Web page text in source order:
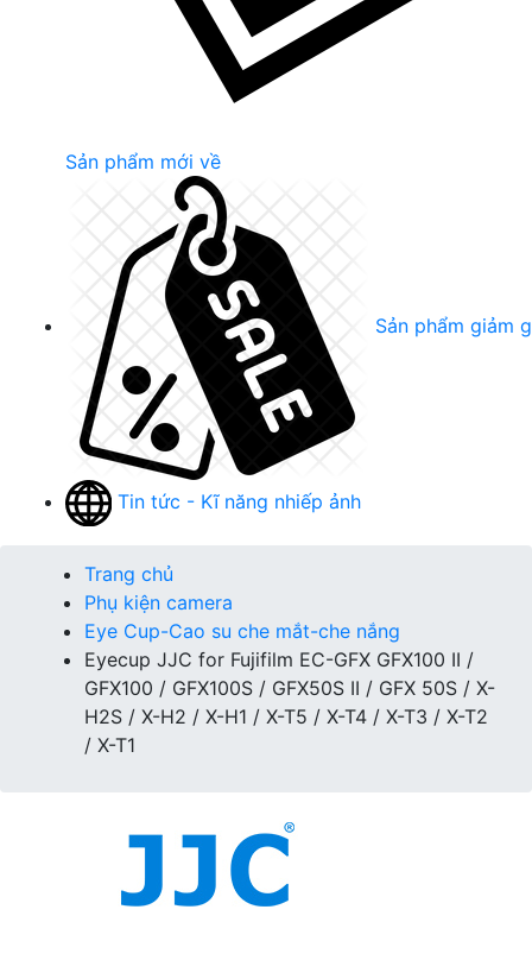
Sản phẩm mới về
Sản phẩm giảm
Tin tức - Kĩ năng nhiếp ảnh
Trang chủ
Phụ kiện camera
Eye Cup-Cao su che mắt-che nắng
Eyecup JJC for Fujifilm EC-GFX GFX100 II /
GFX100 / GFX100S / GFX50S II / GFX 50S / X-
H2S / X-H2 / X-H1 / X-T5 / X-T4 / X-T3 / X-T2
/ X-T1